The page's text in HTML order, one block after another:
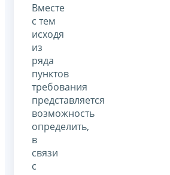
Вместе
с тем
исходя
из
ряда
пунктов
требования
представляется
возможность
определить,
в
связи
с